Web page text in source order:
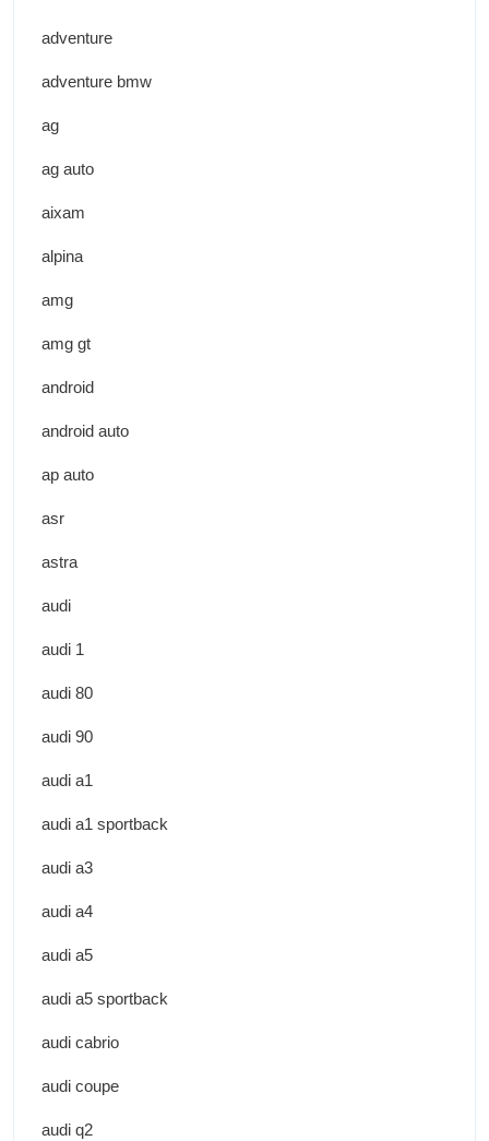
adventure
adventure bmw
ag
ag auto
aixam
alpina
amg
amg gt
android
android auto
ap auto
asr
astra
audi
audi 1
audi 80
audi 90
audi a1
audi a1 sportback
audi a3
audi a4
audi a5
audi a5 sportback
audi cabrio
audi coupe
audi q2